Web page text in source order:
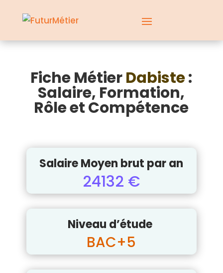
Fiche MétierDabiste:
Salaire, Formation,
Rôle et Compétence
Salaire Moyen brut par an
24132 €
Niveau d’étude
BAC+5